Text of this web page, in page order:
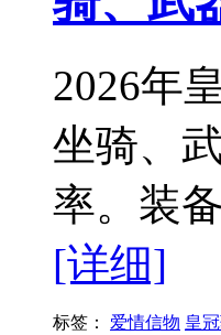
2026年
坐骑、
率。装
[详细]
标签： 爱情信物 皇